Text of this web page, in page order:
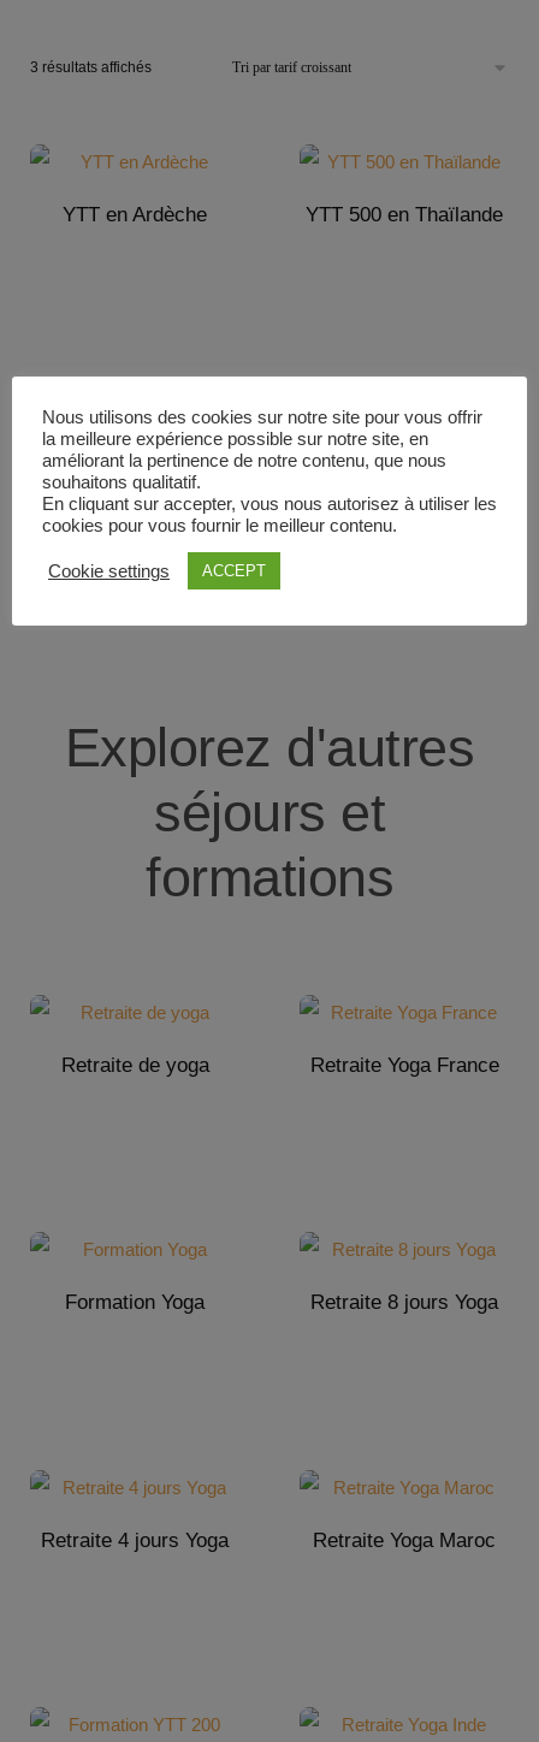
3 résultats affichés
YTT en Ardèche YTT 500 en Thaïlande
YTT 500 en Inde YTT 500 en France
Explorez d'autres
séjours et
formations
Retraite de yoga Retraite Yoga France
Formation Yoga Retraite 8 jours Yoga
Retraite 4 jours Yoga Retraite Yoga Maroc
Nous utilisons des cookies sur notre site pour vous offrir
la meilleure expérience possible sur notre site, en
améliorant la pertinence de notre contenu, que nous
souhaitons qualitatif.
En cliquant sur accepter, vous nous autorisez à utiliser les
cookies pour vous fournir le meilleur contenu.
Cookie settings ACCEPT